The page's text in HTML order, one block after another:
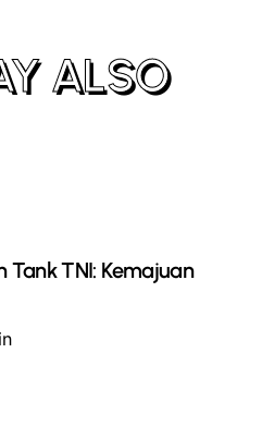
ALSO
TNI: Kemajuan